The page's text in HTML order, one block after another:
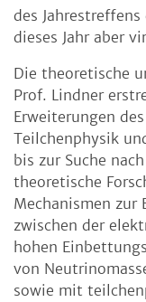
des
dieses Jahr aber
Die theoretische
Prof. Lindner
Erweiterungen
Teilchenphysik
bis zur Suche
theoretische
Mechanismen zur
zwischen der
hohen
von
sowie mit